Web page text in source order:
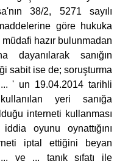
38/2, 5271 sayılı
göre hukuka
hazır bulunmadan
dayanılarak sanığın
sabit ise de; soruşturma
' un 19.04.2014 tarihli
yeri sanığa
interneti kullanması
oyunu oynattığını
iptal ettiğini beyan
... ve ... tanık sıfatı ile